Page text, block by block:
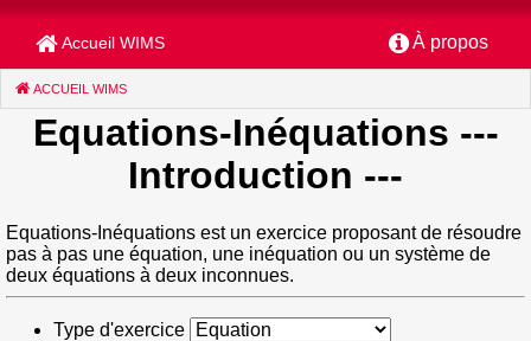
Accueil WIMS À propos
ACCUEIL WIMS
Equations-Inéquations ---
Introduction ---
Equations-Inéquations est un exercice proposant de résoudre
pas à pas une équation, une inéquation ou un système de
deux équations à deux inconnues.
Type d'exercice